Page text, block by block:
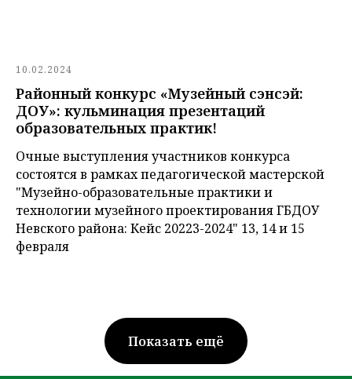
10.02.2024
Районный конкурс «Музейный сэнсэй:
ДОУ»: кульминация презентаций
образовательных практик!
Очные выступления участников конкурса
состоятся в рамках педагогической мастерской
"Музейно-образовательные практики и
технологии музейного проектирования ГБДОУ
Невского района: Кейс 20223-2024" 13, 14 и 15
февраля
Показать ещё